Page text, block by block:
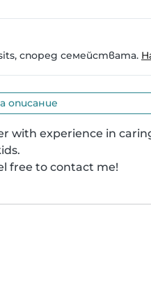
според семействата.
описание
with experience in
free to contact me!